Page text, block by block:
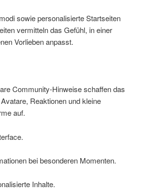
sowie personalisierte Startseiten
vermitteln das Gefühl, in einer
Vorlieben anpasst.
Community-Hinweise schaffen das
Reaktionen und kleine
auf.
bei besonderen Momenten.
Inhalte.